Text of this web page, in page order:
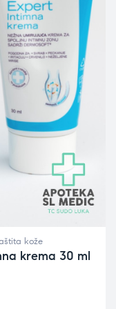
kože
krema 30 ml